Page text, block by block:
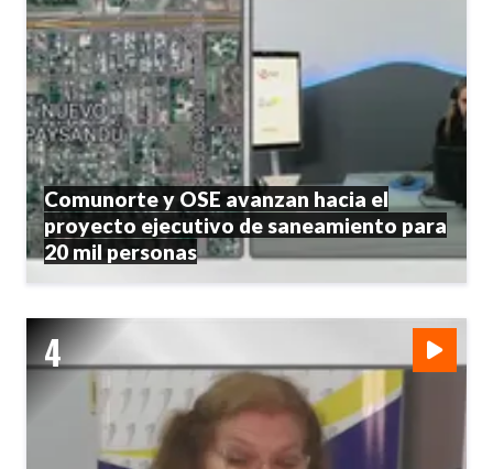
Comunorte y OSE avanzan hacia el
proyecto ejecutivo de saneamiento para
20 mil personas